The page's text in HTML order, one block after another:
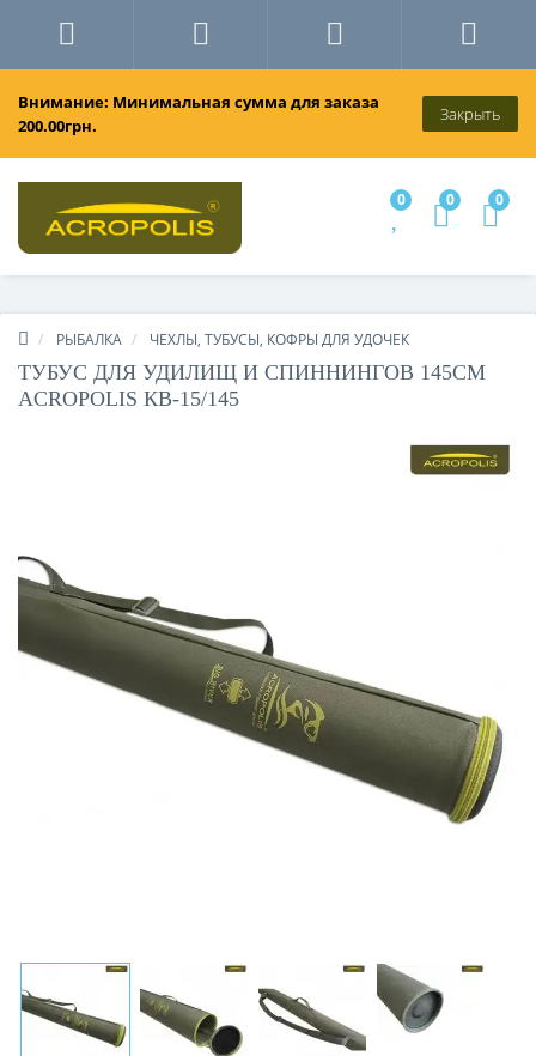
Внимание: Минимальная сумма для заказа
200.00грн.
Закрыть
0 0 0
РЫБАЛКА ЧЕХЛЫ, ТУБУСЫ, КОФРЫ ДЛЯ УДОЧЕК
ТУБУС ДЛЯ УДИЛИЩ И СПИННИНГОВ 145СМ
ACROPOLIS КВ-15/145